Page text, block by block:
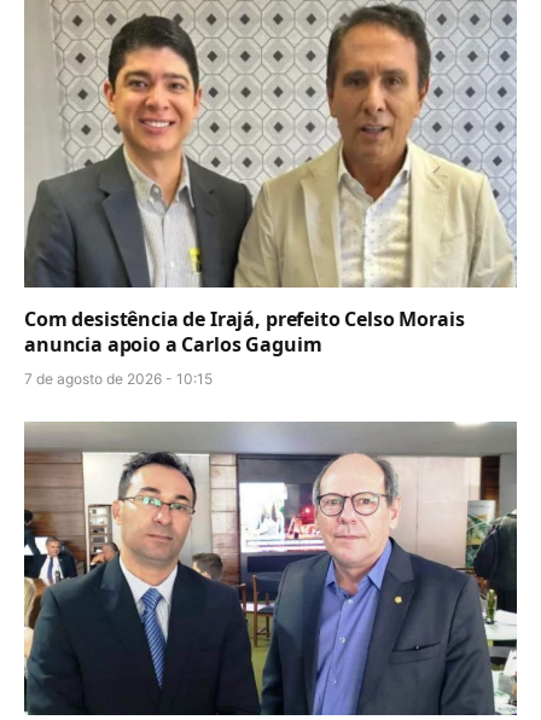
Com desistência de Irajá, prefeito Celso Morais
anuncia apoio a Carlos Gaguim
7 de agosto de 2026 - 10:15